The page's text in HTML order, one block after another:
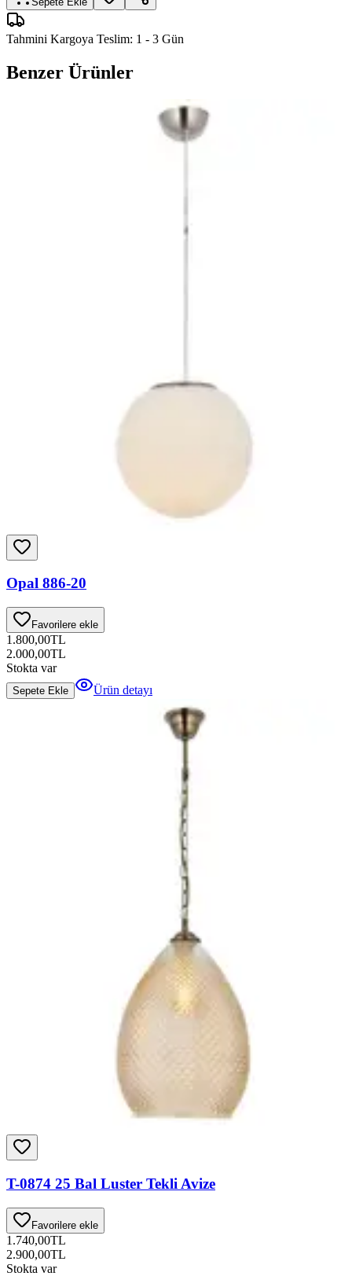
Tahmini Kargoya Teslim: 1 - 3 Gün
Benzer Ürünler
Opal 886-20
Favorilere ekle
1.800,00TL
2.000,00TL
Stokta var
Sepete Ekle Ürün detayı
T-0874 25 Bal Luster Tekli Avize
Favorilere ekle
1.740,00TL
2.900,00TL
Stokta var